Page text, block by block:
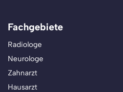
Fachgebiete
Radiologe
Neurologe
Zahnarzt
Hausarzt